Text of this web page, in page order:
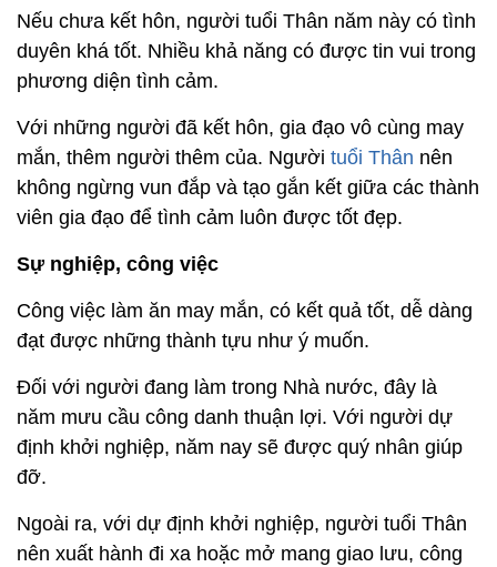
Nếu chưa kết hôn, người tuổi Thân năm này có tình
duyên khá tốt. Nhiều khả năng có được tin vui trong
phương diện tình cảm.
Với những người đã kết hôn, gia đạo vô cùng may
mắn, thêm người thêm của. Người tuổi Thân nên
không ngừng vun đắp và tạo gắn kết giữa các thành
viên gia đạo để tình cảm luôn được tốt đẹp.
Sự nghiệp, công việc
Công việc làm ăn may mắn, có kết quả tốt, dễ dàng
đạt được những thành tựu như ý muốn.
Đối với người đang làm trong Nhà nước, đây là
năm mưu cầu công danh thuận lợi. Với người dự
định khởi nghiệp, năm nay sẽ được quý nhân giúp
đỡ.
Ngoài ra, với dự định khởi nghiệp, người tuổi Thân
nên xuất hành đi xa hoặc mở mang giao lưu, công